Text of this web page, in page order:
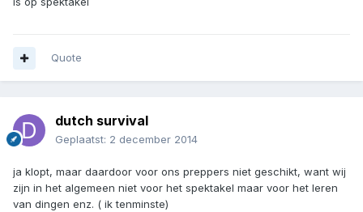
Quote
dutch survival
Geplaatst: 2 december 2014
ja klopt, maar daardoor voor ons preppers niet geschikt, want wij
zijn in het algemeen niet voor het spektakel maar voor het leren
van dingen enz. ( ik tenminste)